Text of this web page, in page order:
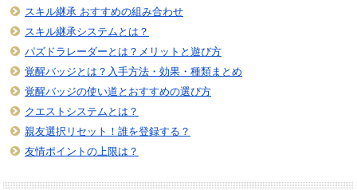
スキル継承 おすすめの組み合わせ
スキル継承システムとは？
パズドラレーダーとは？メリットと遊び方
覚醒バッジとは？入手方法・効果・種類まとめ
覚醒バッジの使い道とおすすめの選び方
クエストシステムとは？
親友選択リセット！誰を登録する？
友情ポイントの上限は？